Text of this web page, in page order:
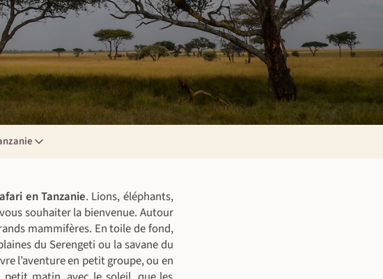
en Tanzanie. Lions, éléphants,
souhaiter la bienvenue. Autour
mammifères. En toile de fond,
du Serengeti ou la savane du
l’aventure en petit groupe, ou en